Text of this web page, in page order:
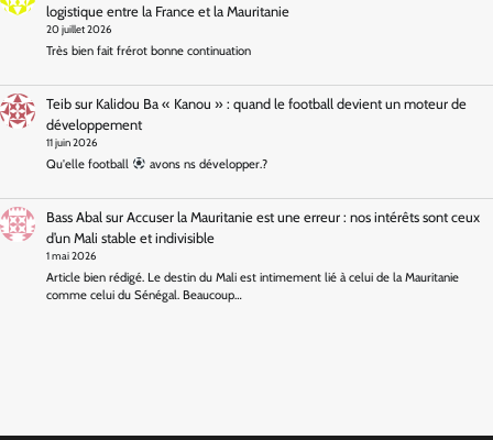
logistique entre la France et la Mauritanie
20 juillet 2026
Très bien fait frérot bonne continuation
Teibsur Kalidou Ba « Kanou » : quand le football devient un moteur de
développement
11 juin 2026
Qu'elle football avons ns développer.?
Bass Abal sur Accuser la Mauritanie est une erreur : nos intérêts sont ceux
d’un Mali stable et indivisible
1 mai 2026
Article bien rédigé. Le destin du Mali est intimement lié à celui de la Mauritanie
comme celui du Sénégal. Beaucoup…